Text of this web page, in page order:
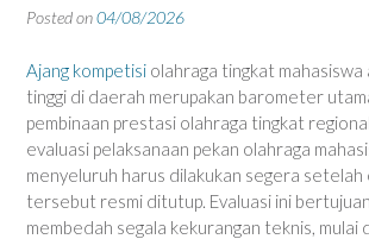
Posted on04/08/2026
Ajang kompetisi olahraga tingkat
tinggi di daerah merupakan barometer
pembinaan prestasi olahraga tingkat
evaluasi pelaksanaan pekan olahraga
menyeluruh harus dilakukan segera
tersebut resmi ditutup. Evaluasi ini
membedah segala kekurangan teknis, mulai